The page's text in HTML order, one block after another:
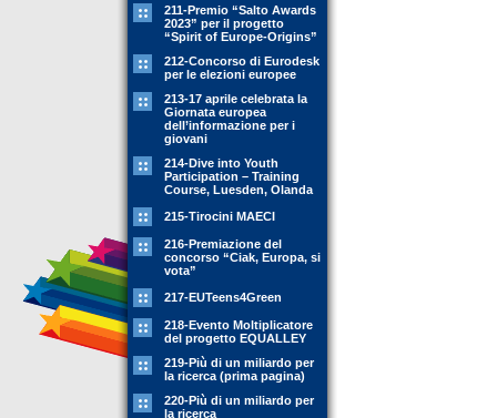
211-Premio “Salto Awards
2023” per il progetto
“Spirit of Europe-Origins”
212-Concorso di Eurodesk
per le elezioni europee
213-17 aprile celebrata la
Giornata europea
dell’informazione per i
giovani
214-Dive into Youth
Participation – Training
Course, Luesden, Olanda
215-Tirocini MAECI
216-Premiazione del
concorso “Ciak, Europa, si
vota”
217-EUTeens4Green
218-Evento Moltiplicatore
del progetto EQUALLEY
219-Più di un miliardo per
la ricerca (prima pagina)
220-Più di un miliardo per
la ricerca